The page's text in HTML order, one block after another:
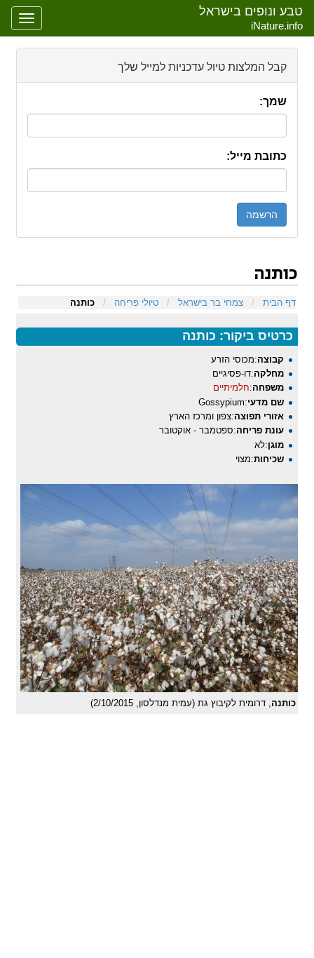
טבע ונופים בישראל
iNature.info
קבל המלצות טיול עדכניות למייל שלך
שמך:
כתובת מייל:
כותנה
דף הבית
/ צמחי בר בישראל / טיולי פריחה / כותנה
כרטיס ביקור: כותנה
קבוצה:מכוסי הזרע
מחלקה:דו-פסיגיים
משפחה:חלמיתיים
שם מדעי:Gossypium
אזורי תפוצה:צפון ומרכז הארץ
עונת פריחה:ספטמבר - אוקטובר
מוגן:לא
שכיחות:מצוי
כותנה, דרומית לקיבוץ גת (עמית מנדלסון, 2/10/2015)